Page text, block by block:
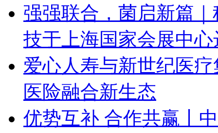
强强联合，菌启新篇
技于上海国家会展中
爱心人寿与新世纪医
医险融合新生态
优势互补 合作共赢丨